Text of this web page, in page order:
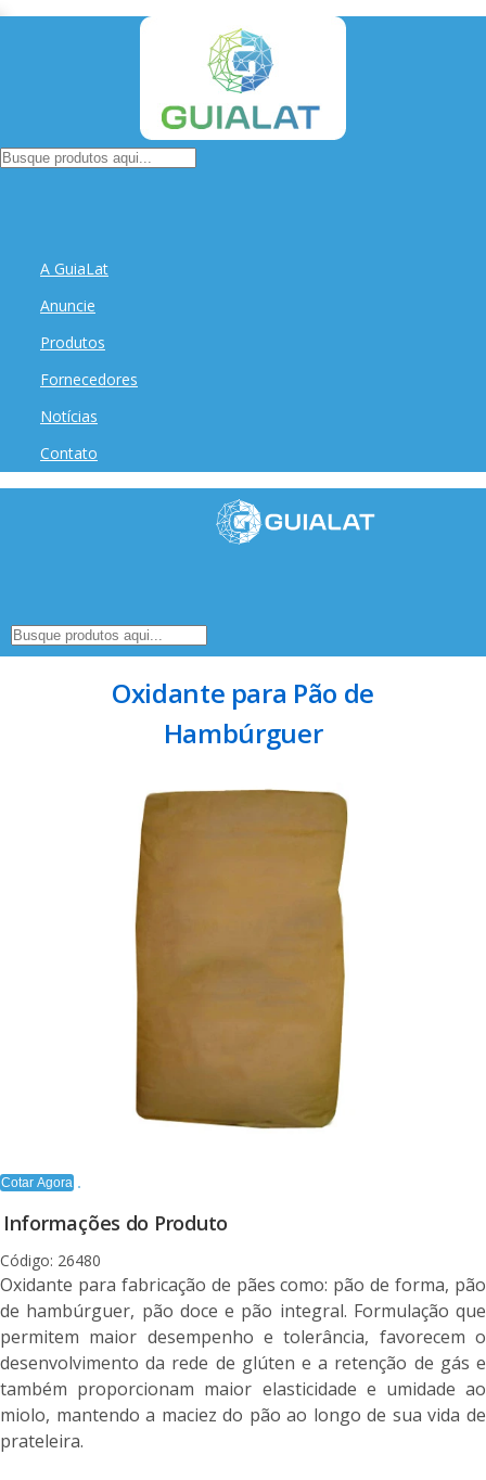
A GuiaLat
Anuncie
Produtos
Fornecedores
Notícias
Contato
Oxidante para Pão de
Hambúrguer
Cotar Agora
Informações do Produto
Código: 26480
Oxidante para fabricação de pães como: pão de forma, pão
de hambúrguer, pão doce e pão integral. Formulação que
permitem maior desempenho e tolerância, favorecem o
desenvolvimento da rede de glúten e a retenção de gás e
também proporcionam maior elasticidade e umidade ao
miolo, mantendo a maciez do pão ao longo de sua vida de
prateleira.